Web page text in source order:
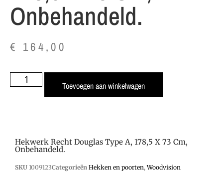
Onbehandeld.
€ 164,00
Toevoegen aan winkelwagen
Hekwerk Recht Douglas Type A, 178,5 X 73 Cm,
Onbehandeld.
SKU 1009123Categorieën Hekken en poorten,Woodvision